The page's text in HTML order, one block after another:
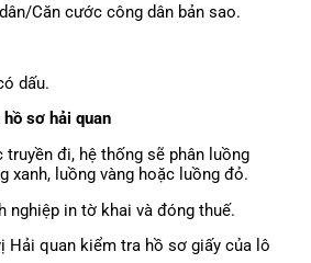
Căn cước công dân bản sao.
dấu.
sơ hải quan
đi, hệ thống sẽ phân luồng
xanh, luồng vàng hoặc luồng đỏ.
nghiệp in tờ khai và đóng thuế.
Hải quan kiểm tra hồ sơ giấy của lô